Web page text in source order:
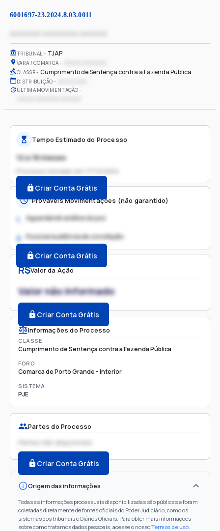
6001697-23.2024.8.03.0011
TRIBUNAL TJAP
VARA / COMARCA
CLASSE Cumprimento de Sentença contra a Fazenda Pública
DISTRIBUIÇÃO
ÚLTIMA MOVIMENTAÇÃO
R$Valor da Ação
Valor não informado
Criar Conta Grátis
Informações do Processo
CLASSE
Cumprimento de Sentença contra a Fazenda Pública
FORO
Comarca de Porto Grande - Interior
SISTEMA
PJE
Partes do Processo
Partes não disponíveis
Criar Conta Grátis
Origem das informações
Todas as informações processuais disponibilizadas são públicas e foram
coletadas diretamente de fontes oficiais do Poder Judiciário, como os
sistemas dos tribunais e Diários Oficiais. Para obter mais informações
sobre como tratamos dados pessoais, acesse o nossoTermos de uso.
Tempo Estimado do Processo
12 a 18 meses
Processo iniciado em
Criar Conta Grátis
Prováveis Movimentações (não garantido)
1. Aguardando análise do juiz
2. Possível audiência de conciliação
Criar Conta Grátis